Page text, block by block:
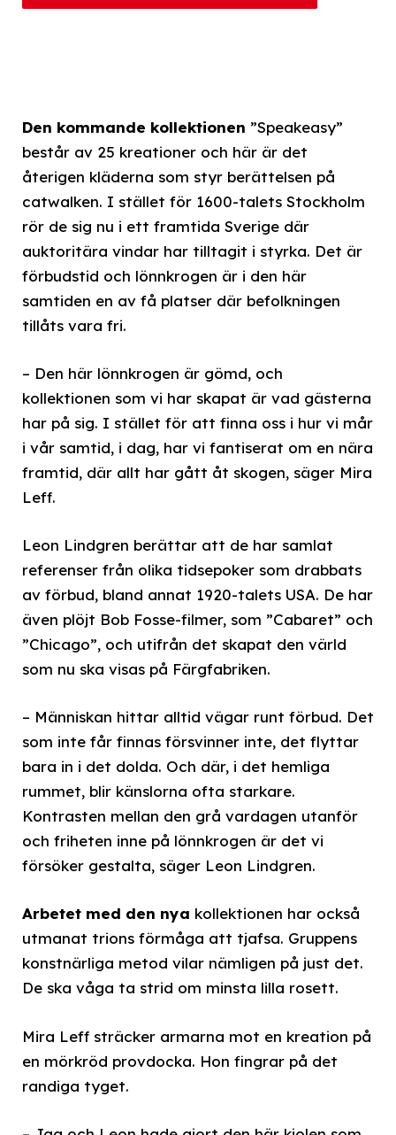
Den kommande kollektionen ”Speakeasy”
består av 25 kreationer och här är det
återigen kläderna som styr berättelsen på
catwalken. I stället för 1600-talets Stockholm
rör de sig nu i ett framtida Sverige där
auktoritära vindar har tilltagit i styrka. Det är
förbudstid och lönnkrogen är i den här
samtiden en av få platser där befolkningen
tillåts vara fri.
– Den här lönnkrogen är gömd, och
kollektionen som vi har skapat är vad gästerna
har på sig. I stället för att finna oss i hur vi mår
i vår samtid, i dag, har vi fantiserat om en nära
framtid, där allt har gått åt skogen, säger Mira
Leff.
Leon Lindgren berättar att de har samlat
referenser från olika tidsepoker som drabbats
av förbud, bland annat 1920-talets USA. De har
även plöjt Bob Fosse-filmer, som ”Cabaret” och
”Chicago”, och utifrån det skapat den värld
som nu ska visas på Färgfabriken.
– Människan hittar alltid vägar runt förbud. Det
som inte får finnas försvinner inte, det flyttar
bara in i det dolda. Och där, i det hemliga
rummet, blir känslorna ofta starkare.
Kontrasten mellan den grå vardagen utanför
och friheten inne på lönnkrogen är det vi
försöker gestalta, säger Leon Lindgren.
Arbetet med den nya kollektionen har också
utmanat trions förmåga att tjafsa. Gruppens
konstnärliga metod vilar nämligen på just det.
De ska våga ta strid om minsta lilla rosett.
Mira Leff sträcker armarna mot en kreation på
en mörkröd provdocka. Hon fingrar på det
randiga tyget.